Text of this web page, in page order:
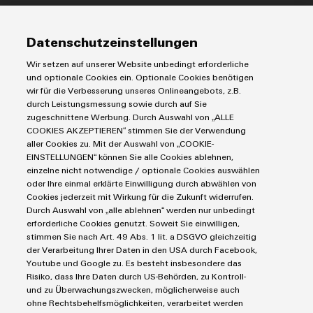
bestückte
Gehäuse
Kundenspezifische
Kabelkonfektionierung
Produktinnovationen
Praxisnahe
Verbindungen für
Ihre Industrie.
Unsere Neuheiten
im Bereich
Industrial
Connectivity.
Koppelrelais
Leiterplattensteckverbinder und Leiterplattenklemmen
Markierungssysteme
Reihenklemmen
Stromversorgungen
Industrial IoT
Industrial Security
Single Pair Ethernet
Smart Metering
SNAP IN Anschlusstechnologie
Workplace Solutions
Service
Connectivity Consulting
eShop / Digitale Bestellmöglichkeiten
Engineering-Daten
PCB Connector Services
Support Center
Technische Produktkataloge
Weidmüller Configurator
Industrien
Datencenter
Gerätehersteller
Maschinenbau
Photovoltaik
Wasserstoff
Weidmüller Industry Match
Windenergie
Impressum
Einkaufs- /Lieferanteninformationen
Datenschutzerklärung
Cookie Richtlinie
Cookie Einstellungen
Weidmüller GmbH & Co KG
Klingenbergstraße 26
Datenschutzeinstellungen
Wir setzen auf unserer Website unbedingt erforderliche
und optionale Cookies ein. Optionale Cookies benötigen
wir für die Verbesserung unseres Onlineangebots, z.B.
durch Leistungsmessung sowie durch auf Sie
zugeschnittene Werbung. Durch Auswahl von „ALLE
COOKIES AKZEPTIEREN“ stimmen Sie der Verwendung
aller Cookies zu. Mit der Auswahl von „COOKIE-
EINSTELLUNGEN“ können Sie alle Cookies ablehnen,
einzelne nicht notwendige / optionale Cookies auswählen
oder Ihre einmal erklärte Einwilligung durch abwählen von
Cookies jederzeit mit Wirkung für die Zukunft widerrufen.
Durch Auswahl von „alle ablehnen“ werden nur unbedingt
erforderliche Cookies genutzt. Soweit Sie einwilligen,
stimmen Sie nach Art. 49 Abs. 1 lit. a DSGVO gleichzeitig
der Verarbeitung Ihrer Daten in den USA durch Facebook,
Youtube und Google zu. Es besteht insbesondere das
Risiko, dass Ihre Daten durch US-Behörden, zu Kontroll-
und zu Überwachungszwecken, möglicherweise auch
ohne Rechtsbehelfsmöglichkeiten, verarbeitet werden